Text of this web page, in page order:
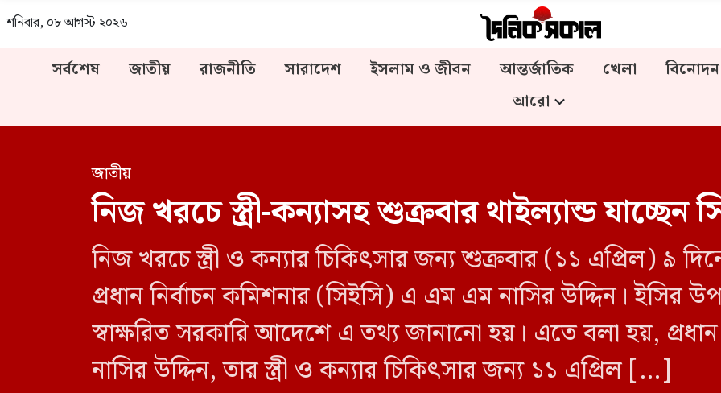
শনিবার, ০৮ আগস্ট ২০২৬
সর্বশেষ জাতীয় রাজনীতি সারাদেশ ইসলাম ও জীবন আন্তর্জাতিক খেলা বিনোদন
আরো
জাতীয়
নিজ খরচে স্ত্রী-কন্যাসহ শুক্রবার থাইল্যান্ড যাচ্ছেন
নিজ খরচে স্ত্রী ও কন্যার চিকিৎসার জন্য শুক্রবার (১১ এপ্রিল) ৯
প্রধান নির্বাচন কমিশনার (সিইসি) এ এম এম নাসির উদ্দিন।
স্বাক্ষরিত সরকারি আদেশে এ তথ্য জানানো হয়। এতে বলা হয়,
নাসির উদ্দিন, তার স্ত্রী ও কন্যার চিকিৎসার জন্য ১১ এপ্রিল […]